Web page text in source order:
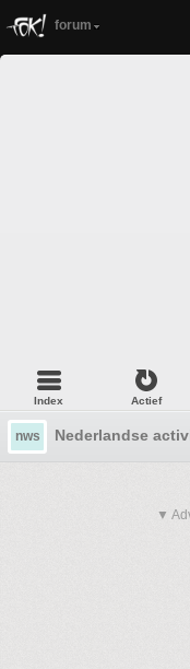
forum
Index Actief
nws Nederlandse
▼